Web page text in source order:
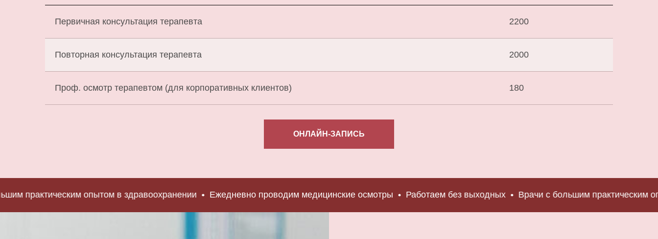
Первичная консультация терапевта 2200
Повторная консультация терапевта 2000
Проф. осмотр терапевтом (для корпоративных клиентов) 180
ОНЛАЙН-ЗАПИСЬ
опытом в здравоохранении Ежедневно проводим медицинские осмотры Работаем без выходных Врачи с большим практическим